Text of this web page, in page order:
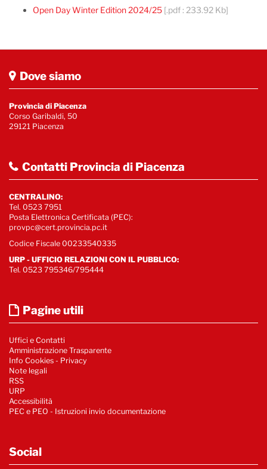
Open Day Winter Edition 2024/25 [.pdf : 233.92 Kb]
Dove siamo
Provincia di Piacenza
Corso Garibaldi, 50
29121 Piacenza
Contatti Provincia di Piacenza
CENTRALINO:
Tel. 0523 7951
Posta Elettronica Certificata (PEC):
provpc@cert.provincia.pc.it
Codice Fiscale 00233540335
URP - UFFICIO RELAZIONI CON IL PUBBLICO:
Tel. 0523 795346/795444
Pagine utili
Uffici e Contatti
Amministrazione Trasparente
Info Cookies - Privacy
Note legali
RSS
URP
Accessibilità
PEC e PEO - Istruzioni invio documentazione
Social